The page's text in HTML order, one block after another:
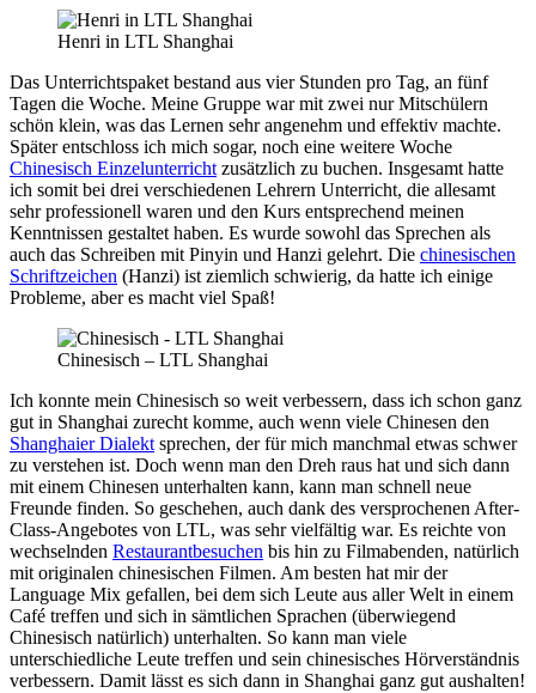
Henri in LTL Shanghai
Das Unterrichtspaket bestand aus vier Stunden pro Tag, an fünf
Tagen die Woche. Meine Gruppe war mit zwei nur Mitschülern
schön klein, was das Lernen sehr angenehm und effektiv machte.
Später entschloss ich mich sogar, noch eine weitere Woche
Chinesisch Einzelunterricht zusätzlich zu buchen. Insgesamt hatte
ich somit bei drei verschiedenen Lehrern Unterricht, die allesamt
sehr professionell waren und den Kurs entsprechend meinen
Kenntnissen gestaltet haben. Es wurde sowohl das Sprechen als
auch das Schreiben mit Pinyin und Hanzi gelehrt. Die chinesischen
Schriftzeichen (Hanzi) ist ziemlich schwierig, da hatte ich einige
Probleme, aber es macht viel Spaß!
Chinesisch – LTL Shanghai
Ich konnte mein Chinesisch so weit verbessern, dass ich schon ganz
gut in Shanghai zurecht komme, auch wenn viele Chinesen den
Shanghaier Dialekt sprechen, der für mich manchmal etwas schwer
zu verstehen ist. Doch wenn man den Dreh raus hat und sich dann
mit einem Chinesen unterhalten kann, kann man schnell neue
Freunde finden. So geschehen, auch dank des versprochenen After-
Class-Angebotes von LTL, was sehr vielfältig war. Es reichte von
wechselnden Restaurantbesuchen bis hin zu Filmabenden, natürlich
mit originalen chinesischen Filmen. Am besten hat mir der
Language Mix gefallen, bei dem sich Leute aus aller Welt in einem
Café treffen und sich in sämtlichen Sprachen (überwiegend
Chinesisch natürlich) unterhalten. So kann man viele
unterschiedliche Leute treffen und sein chinesisches Hörverständnis
verbessern. Damit lässt es sich dann in Shanghai ganz gut aushalten!